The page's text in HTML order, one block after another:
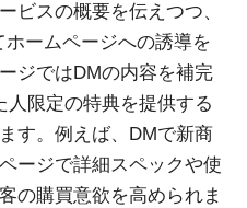
ビスの概要を伝えつつ、
ームページへの誘導を
ジではDMの内容を補完
限定の特典を提供する
す。例えば、DMで新商
ージで詳細スペックや使
の購買意欲を高められま